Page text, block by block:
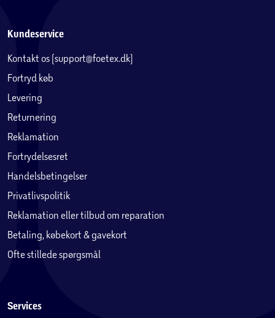
Kundeservice
Kontakt os (support@foetex.dk)
Fortryd køb
Levering
Returnering
Reklamation
Fortrydelsesret
Handelsbetingelser
Privatlivspolitik
Reklamation eller tilbud om reparation
Betaling, købekort & gavekort
Ofte stillede spørgsmål
Services